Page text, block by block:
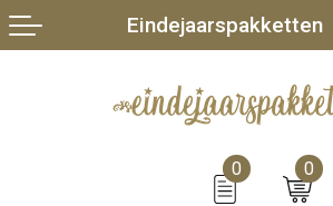
0 0
Eindejaarspakketten